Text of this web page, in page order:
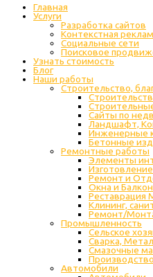
Главная
Услуги
Разработка сайтов
Контекстная
Социальные сети
Поисковое
Узнать стоимость
Блог
Наши работы
Строительство,
Сайты по
Ландшафт,
Инженерные
Бетонные
Ремонтные работы
Элементы
Ремонт и
Окна и
Реставрация
Клининг,
Ремонт/
Промышленность
Cельское
Сварка,
Cмазочные
Автомобили